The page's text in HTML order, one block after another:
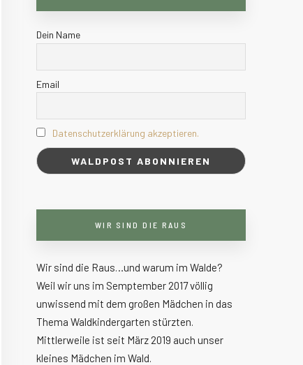
Dein Name
Email
Datenschutzerklärung akzeptieren.
WIR SIND DIE RAUS
Wir sind die Raus…und warum im Walde?
Weil wir uns im Semptember 2017 völlig
unwissend mit dem großen Mädchen in das
Thema Waldkindergarten stürzten.
Mittlerweile ist seit März 2019 auch unser
kleines Mädchen im Wald.